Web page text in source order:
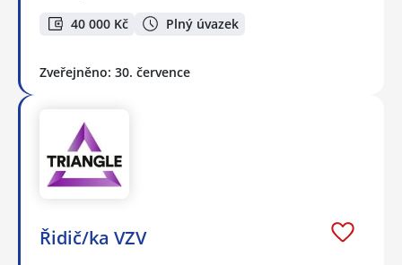
40 000 Kč Plný úvazek
Zveřejněno: 30. července
Řidič/ka VZV